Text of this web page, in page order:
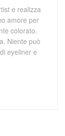
e realizza
amore per
colorato.
Niente può
eyeliner e